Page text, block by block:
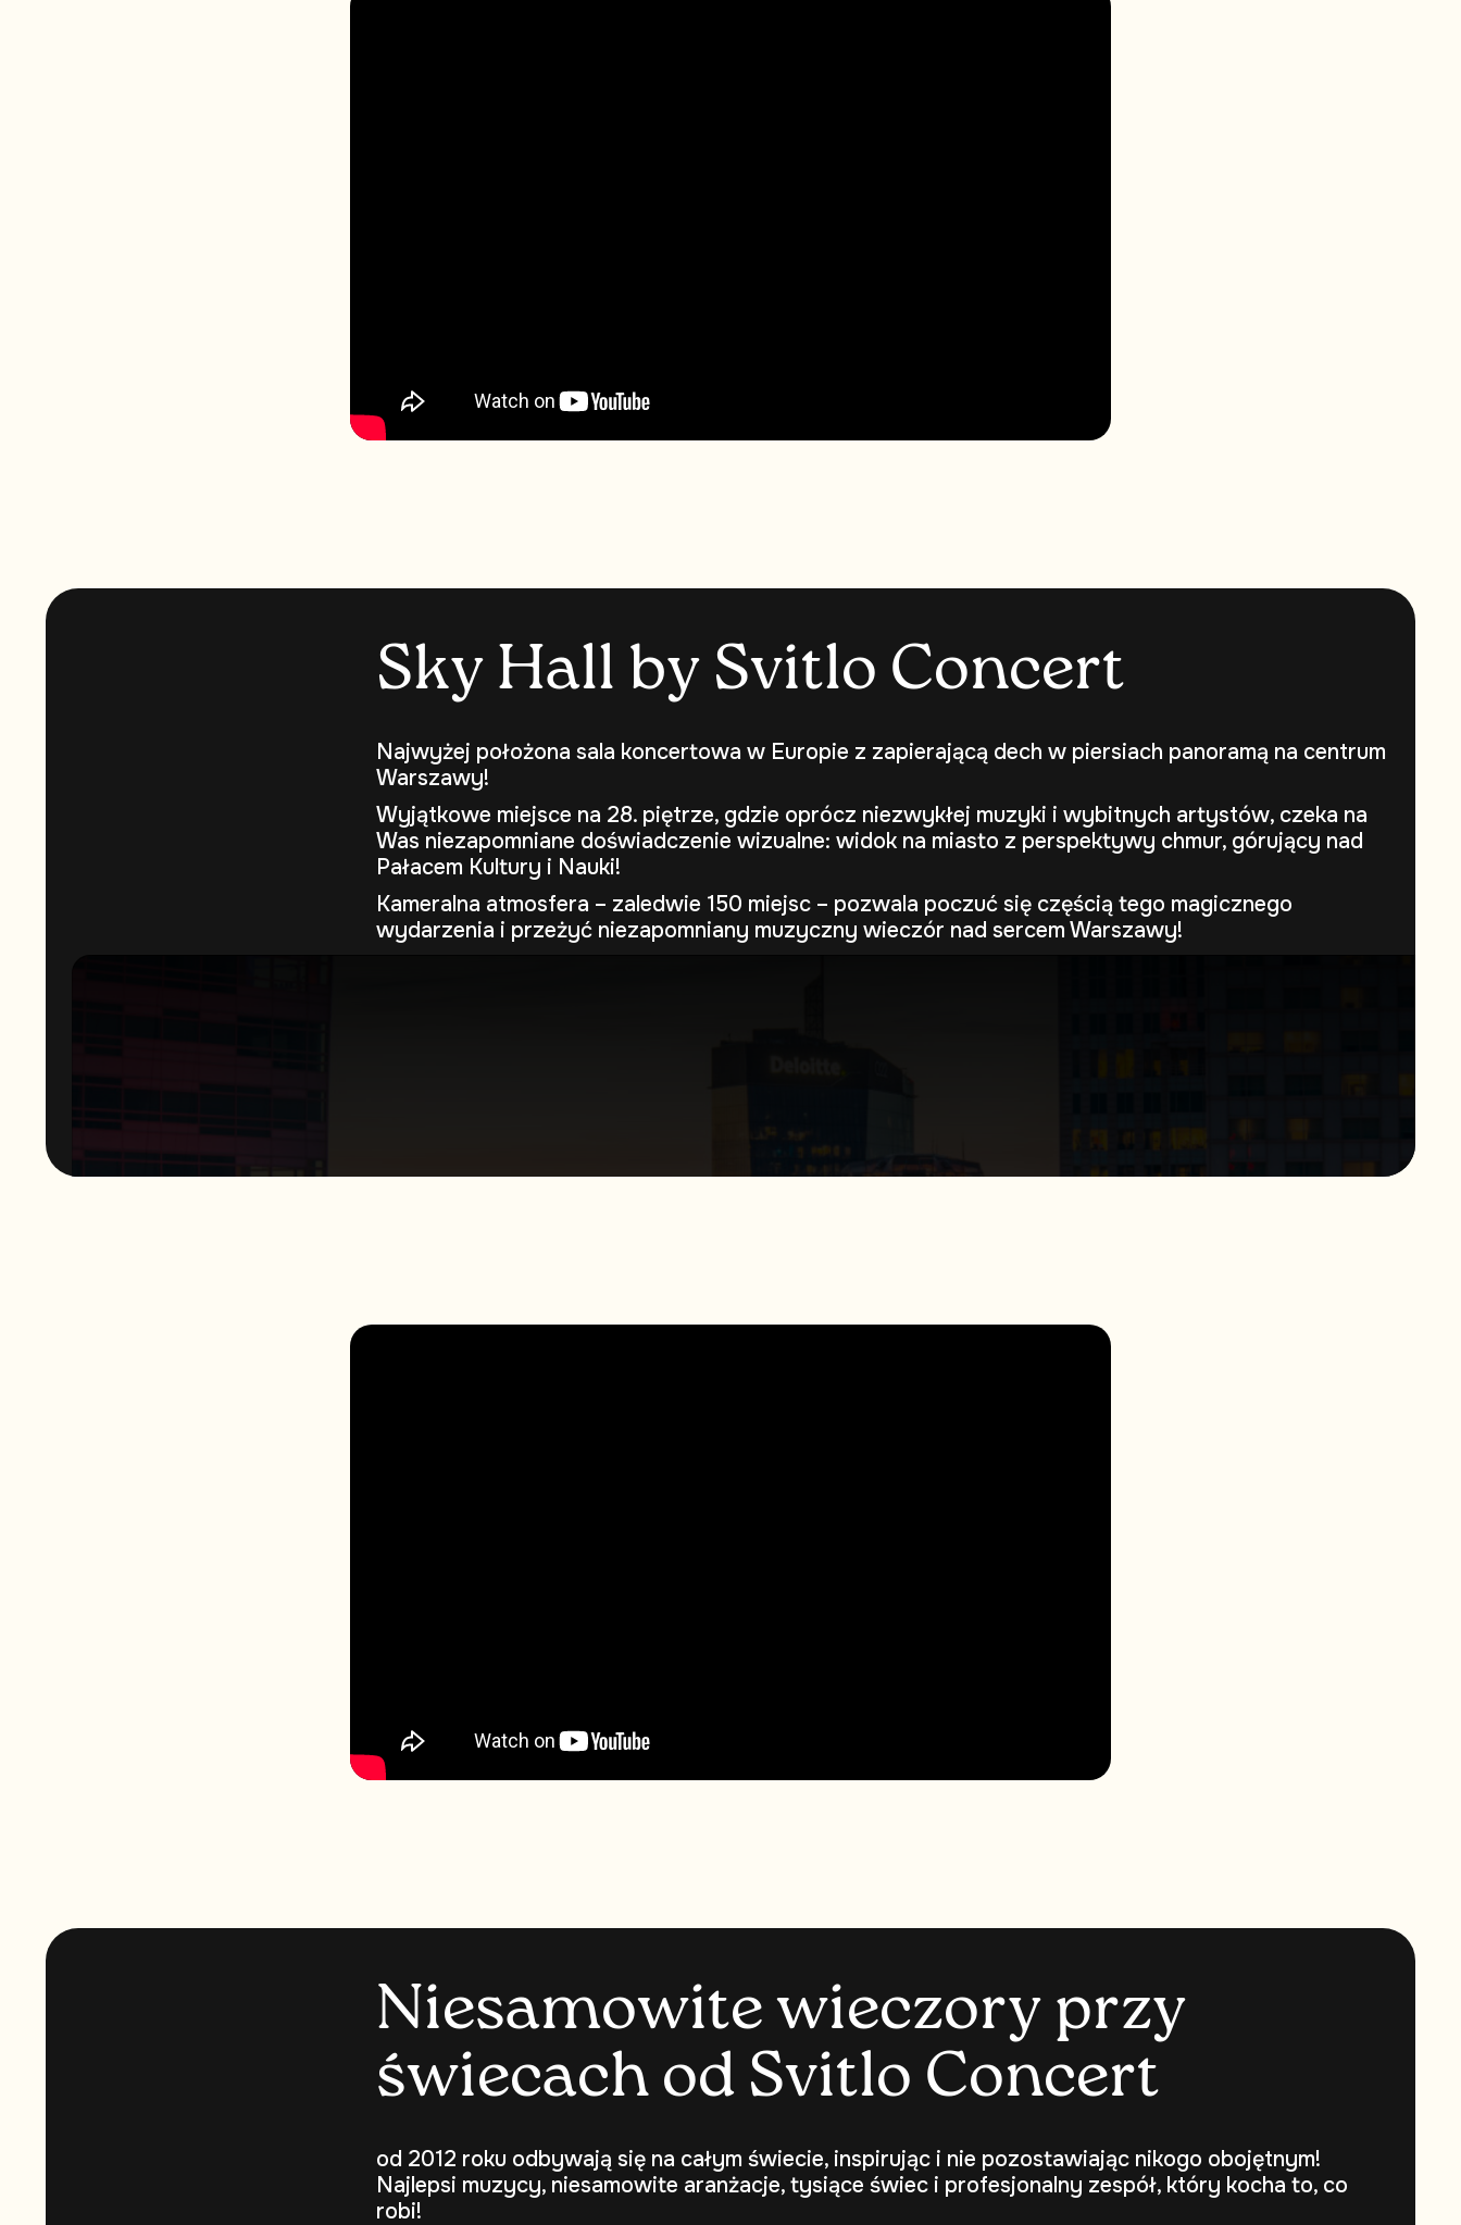
Sky Hall by Svitlo Concert
Najwyżej położona sala koncertowa w Europie z zapierającą dech w piersiach panoramą na centrum
Warszawy!
Wyjątkowe miejsce na 28. piętrze, gdzie oprócz niezwykłej muzyki i wybitnych artystów, czeka na
Was niezapomniane doświadczenie wizualne: widok na miasto z perspektywy chmur, górujący nad
Pałacem Kultury i Nauki!
Kameralna atmosfera – zaledwie 150 miejsc – pozwala poczuć się częścią tego magicznego
wydarzenia i przeżyć niezapomniany muzyczny wieczór nad sercem Warszawy!
Niesamowite wieczory przy
świecach od Svitlo Concert
od 2012 roku odbywają się na całym świecie, inspirując i nie pozostawiając nikogo obojętnym!
Najlepsi muzycy, niesamowite aranżacje, tysiące świec i profesjonalny zespół, który kocha to, co
robi!